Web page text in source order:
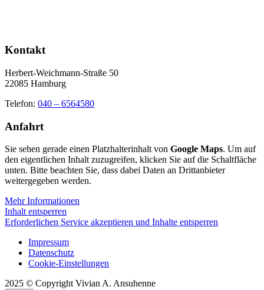
Kontakt
Herbert-Weichmann-Straße 50
22085 Hamburg
Telefon: 040 – 6564580
Anfahrt
Sie sehen gerade einen Platzhalterinhalt von Google Maps. Um auf
den eigentlichen Inhalt zuzugreifen, klicken Sie auf die Schaltfläche
unten. Bitte beachten Sie, dass dabei Daten an Drittanbieter
weitergegeben werden.
Mehr Informationen
Inhalt entsperren
Erforderlichen Service akzeptieren und Inhalte entsperren
Impressum
Datenschutz
Cookie-Einstellungen
2025 © Copyright Vivian A. Ansuhenne